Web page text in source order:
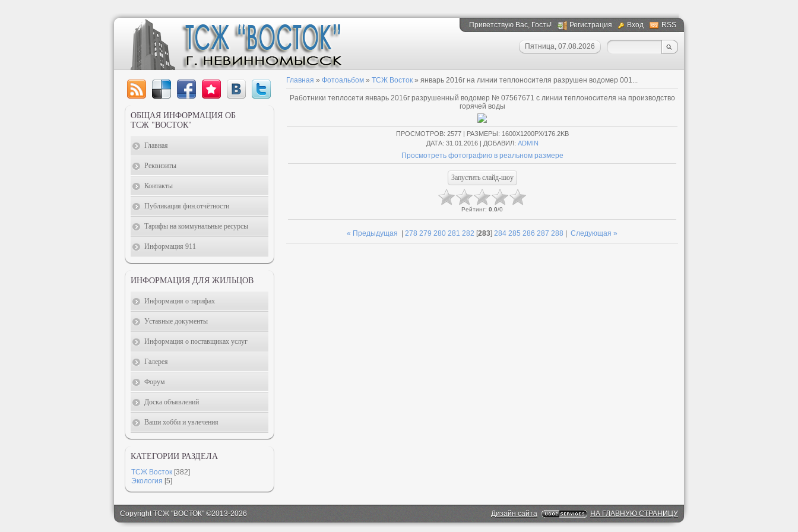
Приветствую Вас, Гость! Регистрация Вход RSS
Пятница, 07.08.2026
Главная » Фотоальбом » ТСЖ Восток » январь 2016г на линии теплоносителя разрушен водомер 001...
Работники теплосети январь 2016г разрушенный водомер № 07567671 с линии теплоносителя на производство
горячей воды
ПРОСМОТРОВ: 2577 | РАЗМЕРЫ: 1600X1200PX/176.2KB
ДАТА: 31.01.2016 | ДОБАВИЛ: ADMIN
Просмотреть фотографию в реальном размере
Рейтинг: 0.0/0
« Предыдущая 278 279 280 281 282 [283] 284 285 286 287 288 Следующая »
ОБЩАЯ ИНФОРМАЦИЯ ОБ
ТСЖ "ВОСТОК"
Главная
Реквизиты
Контакты
Публикация фин.отчётности
Тарифы на коммунальные ресурсы
Информация 911
ИНФОРМАЦИЯ ДЛЯ ЖИЛЬЦОВ
Информация о тарифах
Уставные документы
Информация о поставщиках услуг
Галерея
Форум
Доска объявлений
Ваши хобби и увлечения
КАТЕГОРИИ РАЗДЕЛА
ТСЖ Восток [382]
Экология [5]
Copyright ТСЖ "ВОСТОК" ©2013-2026 Дизайн сайта НА ГЛАВНУЮ СТРАНИЦУ